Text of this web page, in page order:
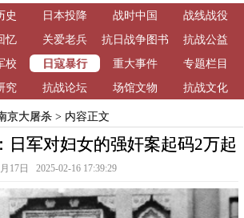
史 日本投降 战时中国
战线战役
忆 关爱老兵
抗日战争图书
馆
抗战公益
校 日寇暴行 重大事件
专题栏目
究 抗战论坛 场馆文物 抗战文化
京大屠杀> 内容正文
日军对妇女的强奸案起码2万起
17日 2025-02-16 17:39:29